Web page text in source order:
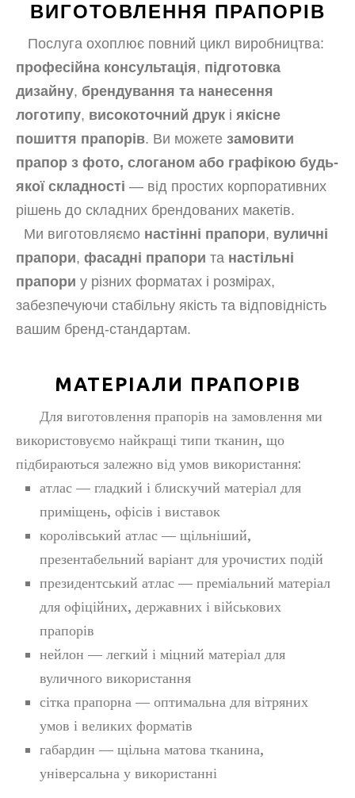
ВИГОТОВЛЕННЯ ПРАПОРІВ
Послуга охоплює повний цикл виробництва:
професійна консультація, підготовка
дизайну, брендування та нанесення
логотипу, високоточний друк і якісне
пошиття прапорів. Ви можете замовити
прапор з фото, слоганом або графікою будь-
якої складності — від простих корпоративних
рішень до складних брендованих макетів.
Ми виготовляємо настінні прапори, вуличні
прапори, фасадні прапори та настільні
прапори у різних форматах і розмірах,
забезпечуючи стабільну якість та відповідність
вашим бренд-стандартам.
МАТЕРІАЛИ ПРАПОРІВ
Для виготовлення прапорів на замовлення ми
використовуємо найкращі типи тканин, що
підбираються залежно від умов використання:
атлас — гладкий і блискучий матеріал для
приміщень, офісів і виставок
королівський атлас — щільніший,
презентабельний варіант для урочистих подій
президентський атлас — преміальний матеріал
для офіційних, державних і військових
прапорів
нейлон — легкий і міцний матеріал для
вуличного використання
сітка прапорна — оптимальна для вітряних
умов і великих форматів
габардин — щільна матова тканина,
універсальна у використанні